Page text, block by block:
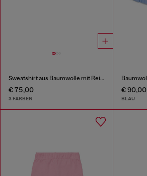
Sweatshirt aus Baumwolle mit Reißverschluss
€ 75,00
3 FARBEN
€ 90,00
BLAU